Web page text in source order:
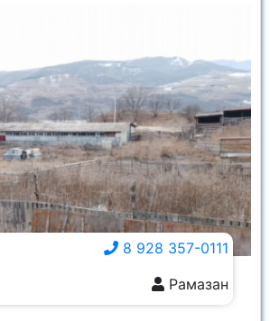
8 928 357-0111
Рамазан